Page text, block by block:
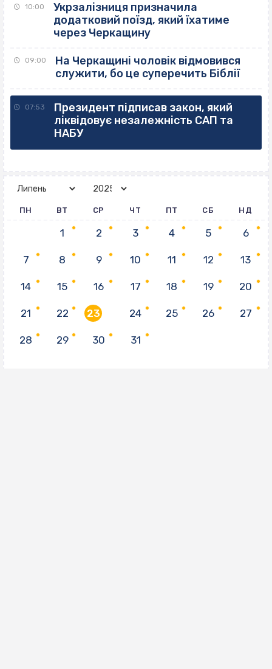
10:00
Укрзалізниця призначила
додатковий поїзд, який їхатиме
через Черкащину
09:00
На Черкащині чоловік відмовився
служити, бо це суперечить Біблії
07:53
Президент підписав закон, який
ліквідовує незалежність САП та
НАБУ
ПН ВТ СР ЧТ ПТ СБ НД
1 2 3 4 5 6
7 8 9 10 11 12 13
14 15 16 17 18 19 20
21 22 23 24 25 26 27
28 29 30 31